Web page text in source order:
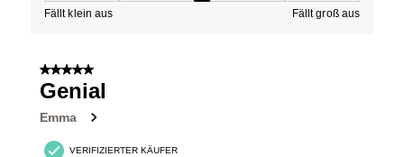
Fällt klein aus Fällt groß aus
5 von 5 Sternen.
Genial
Emma
VERIFIZIERTER KÄUFER